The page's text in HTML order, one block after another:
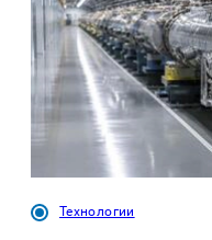
Технологии